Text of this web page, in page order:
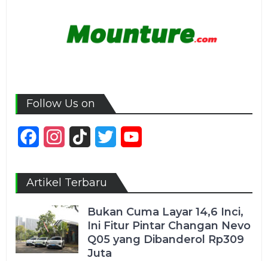
Follow Us on
FacebookInstagram
TikTok Twitter
Artikel Terbaru
Bukan Cuma Layar 14,6 Inci,
Ini Fitur Pintar Changan Nevo
Q05 yang Dibanderol Rp309
Juta